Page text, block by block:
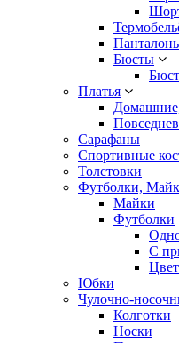
Бюсты
Платья
Сарафаны
Спортивные
Толстовки
Футболки,
Майки
Футболки
С
Юбки
Чулочно-
Колготки
Носки